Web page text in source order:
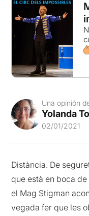
Una opinión
Yolanda
02/01/2021
Distància. De
que està en boca
el Mag Stigman
vegada fer que les